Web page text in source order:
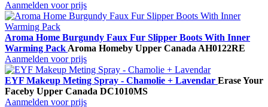
Aanmelden voor prijs
Aroma Home Burgundy Faux Fur Slipper Boots With Inner
Warming Pack Aroma Homeby Upper Canada AH0122RE
Aanmelden voor prijs
EYF Makeup Meting Spray - Chamolie + Lavendar Erase Your
Faceby Upper Canada DC1010MS
Aanmelden voor prijs